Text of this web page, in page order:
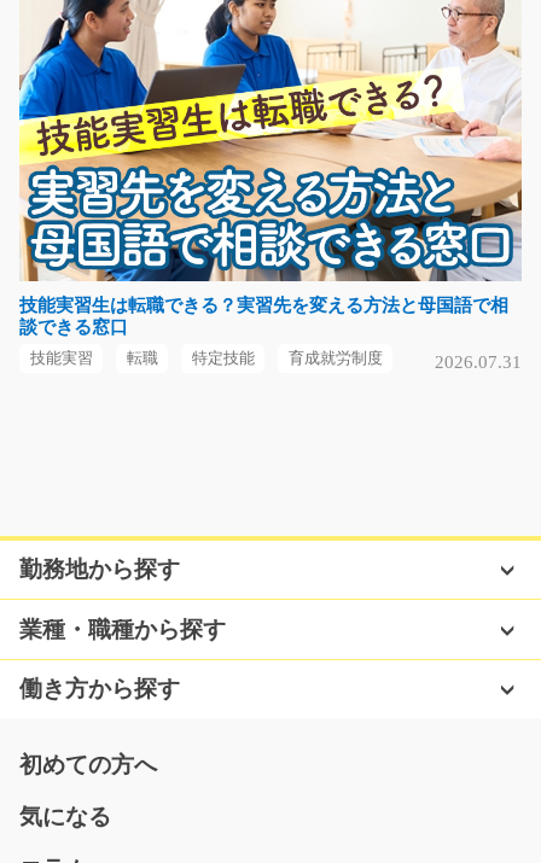
時給1200円
長野県上伊那郡辰野町
気になる
印刷工場内でのリフト作業/i02_01203
急募
印刷工場内でのお仕事！リフト免許必須！ カウンターリ
フトでの製品の運搬…
長期（3ヶ月以上）
時給1500円
未経験の方も大歓迎のかんたんな溶接作業/g01_00
918
急募
手のひらサイズ製品の溶接作業をお願いします！！男性
スタッフさん活躍中…
長期（3ヶ月以上）
時給1200円
技能実習生は転職できる？実習先を変える方法と母国語で相
談できる窓口
技能実習 転職 特定技能 育成就労制度 2026.07.31
勤務地から探す
業種・職種から探す
働き方から探す
初めての方へ
気になる